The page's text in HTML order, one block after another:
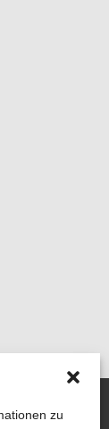
zu